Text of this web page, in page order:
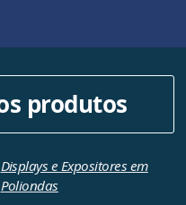
produtos
Displays e Expositores em
Poliondas